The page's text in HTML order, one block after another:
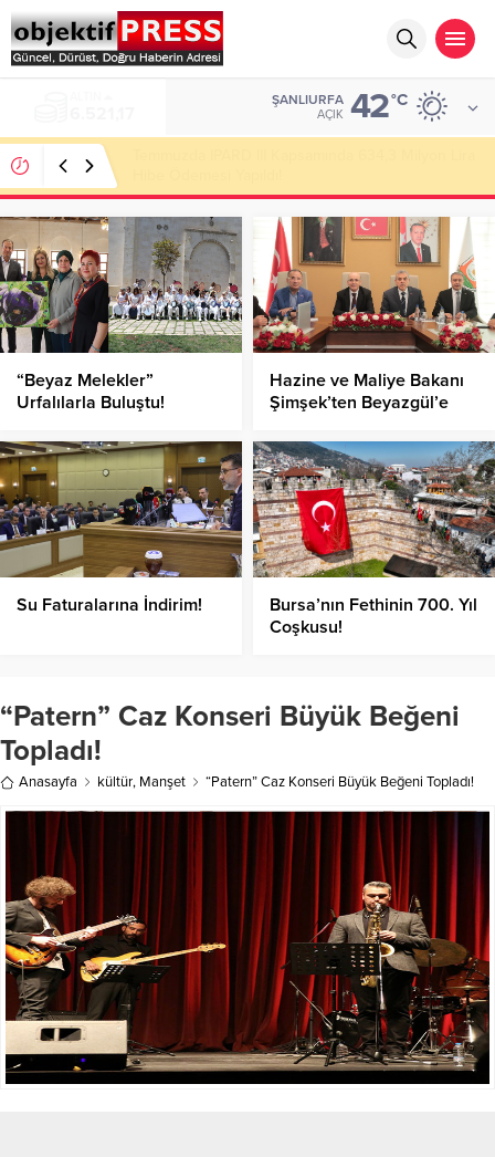
ŞANLIURFA
AÇIK 42°C
“Beyaz Melekler”
Urfalılarla Buluştu!
Hazine ve Maliye Bakanı
Şimşek’ten Beyazgül’e
Su Faturalarına İndirim!
Bursa’nın Fethinin 700. Yıl
Coşkusu!
“Patern” Caz Konseri Büyük Beğeni
Topladı!
Anasayfa kültür, Manşet “Patern” Caz Konseri Büyük Beğeni Topladı!